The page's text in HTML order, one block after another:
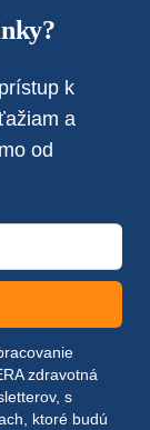
k
a
od
zdravotná
s
ktoré budú